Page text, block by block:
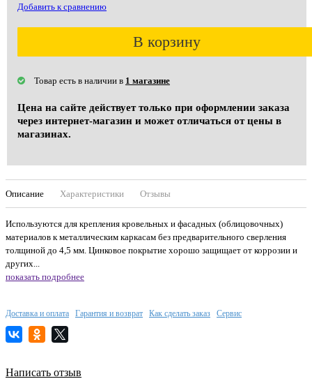
Добавить к сравнению
В корзину
Товар есть в наличии в 1 магазине
Цена на сайте действует только при оформлении заказа
через интернет-магазин и может отличаться от цены в
магазинах.
Описание Характеристики Отзывы
Используются для крепления кровельных и фасадных (облицовочных)
материалов к металлическим каркасам без предварительного сверления
толщиной до 4,5 мм. Цинковое покрытие хорошо защищает от коррозии и
других...
показать подробнее
Доставка и оплата Гарантия и возврат Как сделать заказ Сервис
Написать отзыв